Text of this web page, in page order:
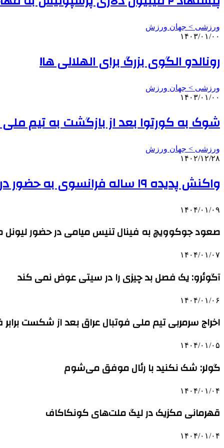
ورزشی > جهان ورزش
۱۴۰۳/۰۱/۰۰
رونالدو الگوی بزرگ برای الهلالی ها!
ورزشی > جهان ورزش
۱۴۰۳/۰۱/۰۰
شوک به کورتوا بعد از بازگشت به تیم ملی
ورزشی > جهان ورزش
۱۴۰۲/۱۲/۲۸
واکنش پدیده ۱۹ ساله فرانسوی به حضور در تیم ملی
۱۴۰۴/۰۱/۰۹
صعود جوکوویچ به فینال تنیس میامی در حضور لیونل
۱۴۰۴/۰۱/۰۷
آگوئرو: یک فصل بد چیزی را در سیتی عوض نمی کند
۱۴۰۴/۰۱/۰۶
اخراج سرمربی تیم ملی فوتبال عراق بعد از شکست
۱۴۰۴/۰۱/۰۵
گولر: شک نکنید با رئال موفق می‌شوم
۱۴۰۴/۰۱/۰۴
قهرمانی مکزیک در لیگ ملت‌های کونکاکاف
۱۴۰۴/۰۱/۰۴